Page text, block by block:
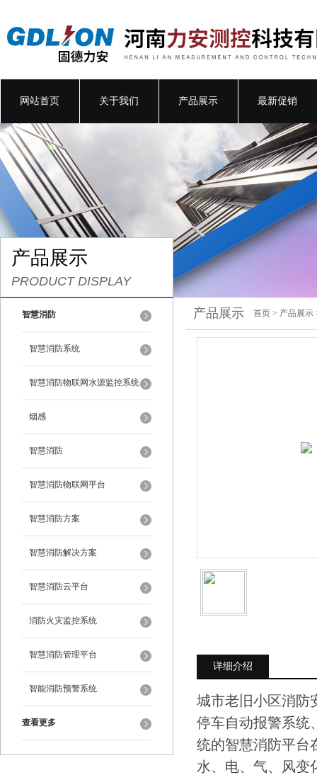
网站首页 关于我们 产品展示 最新促销
产品展示
PRODUCT DISPLAY
智慧消防
智慧消防系统
智慧消防物联网水源监控系统
烟感
智慧消防
智慧消防物联网平台
智慧消防方案
智慧消防解决方案
智慧消防云平台
消防火灾监控系统
智慧消防管理平台
智能消防预警系统
查看更多
产品展示 首页 > 产品展示
详细介绍
城市老旧小区消防
停车自动报警系统
统的智慧消防平台
水、电、气、风变